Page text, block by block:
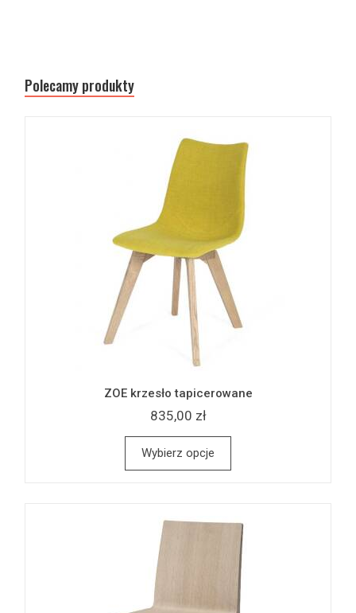
Polecamy produkty
ZOE krzesło tapicerowane
835,00 zł
Wybierz opcje